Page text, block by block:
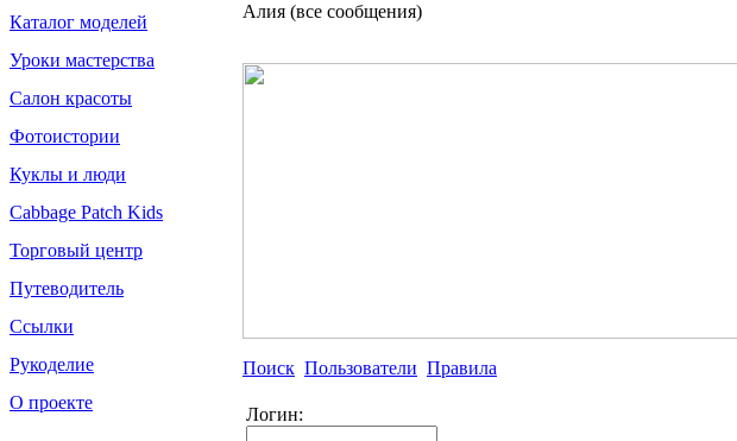
Каталог моделей
Уроки мастерства
Салон красоты
Фотоистории
Куклы и люди
Cabbage Patch Kids
Торговый центр
Путеводитель
Ссылки
Рукоделие
О проекте
Алия (все сообщения)
Поиск Пользователи Правила
Логин: